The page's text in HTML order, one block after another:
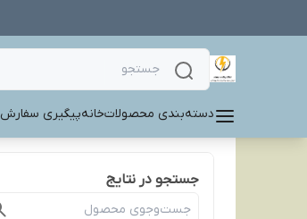
دسته‌بندی محصولاتخانهپیگیری سفارش
جستجو در نتایج